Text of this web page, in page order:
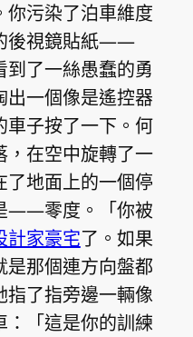
你污染了泊車維度
後視鏡貼紙——
到了一絲愚蠢的勇
出一個像是遙控器
車子按了一下。何
，在空中旋轉了一
了地面上的一個停
——零度。「你被
計家豪宅了。如果
是那個連方向盤都
指了指旁邊一輛像
：「這是你的訓練